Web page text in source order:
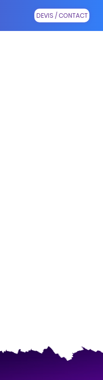
DEVIS / CONTACT